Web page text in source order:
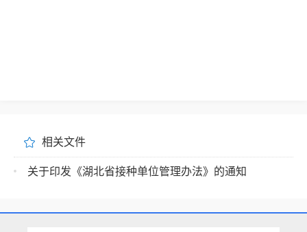
相关文件
关于印发《湖北省接种单位管理办法》的通知